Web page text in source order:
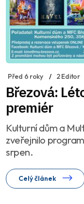
Před 6 roky 2 Editor
Březová:
premiér
Kulturní dům a
zveřejnilo
srpen.
Celý článek